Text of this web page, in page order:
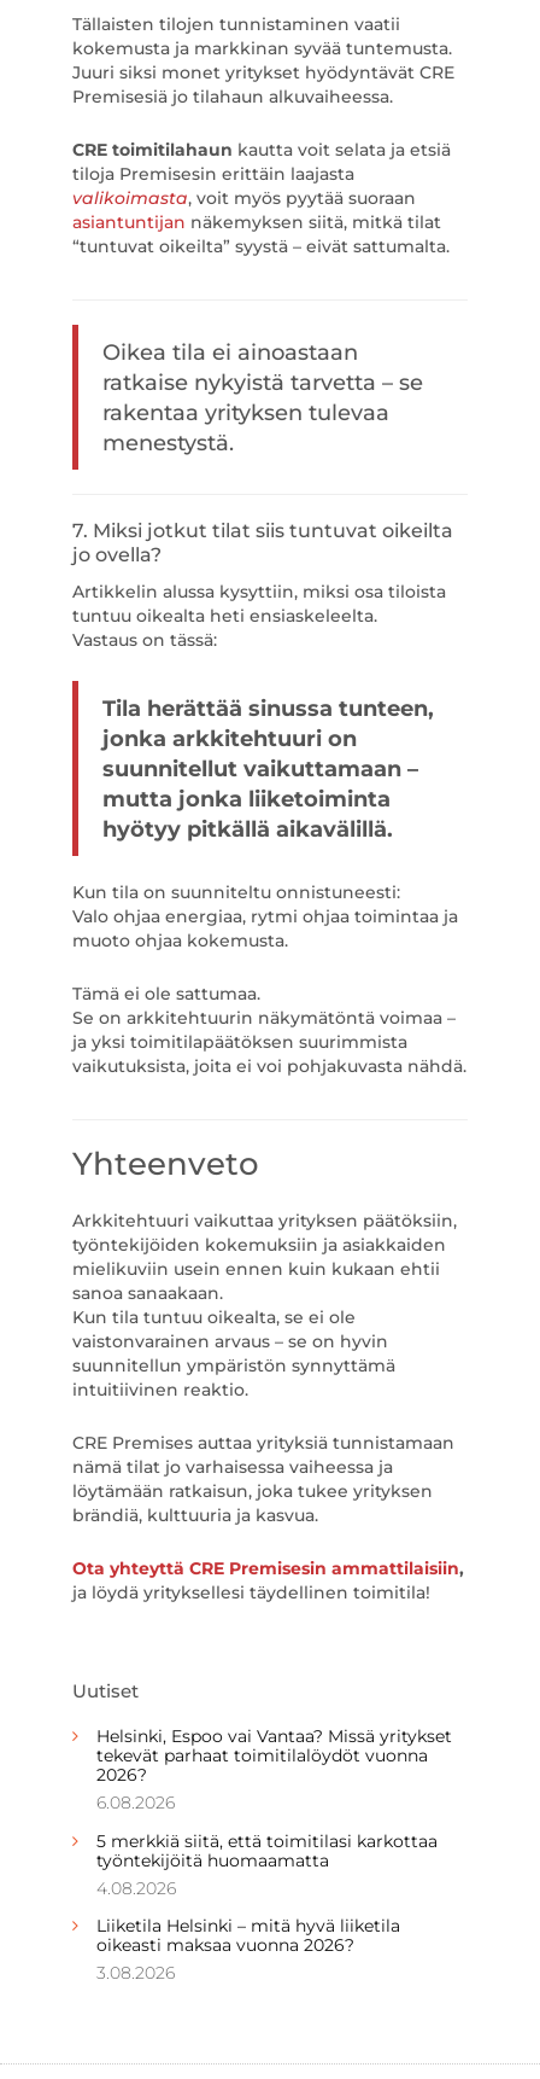
Tällaisten tilojen tunnistaminen vaatii
kokemusta ja markkinan syvää tuntemusta.
Juuri siksi monet yritykset hyödyntävät CRE
Premisesiä jo tilahaun alkuvaiheessa.
CRE toimitilahaun kautta voit selata ja etsiä
tiloja Premisesin erittäin laajasta
valikoimasta, voit myös pyytää suoraan
asiantuntijan näkemyksen siitä, mitkä tilat
“tuntuvat oikeilta” syystä – eivät sattumalta.
Oikea tila ei ainoastaan
ratkaise nykyistä tarvetta – se
rakentaa yrityksen tulevaa
menestystä.
7. Miksi jotkut tilat siis tuntuvat oikeilta
jo ovella?
Artikkelin alussa kysyttiin, miksi osa tiloista
tuntuu oikealta heti ensiaskeleelta.
Vastaus on tässä:
Tila herättää sinussa tunteen,
jonka arkkitehtuuri on
suunnitellut vaikuttamaan –
mutta jonka liiketoiminta
hyötyy pitkällä aikavälillä.
Kun tila on suunniteltu onnistuneesti:
Valo ohjaa energiaa, rytmi ohjaa toimintaa ja
muoto ohjaa kokemusta.
Tämä ei ole sattumaa.
Se on arkkitehtuurin näkymätöntä voimaa –
ja yksi toimitilapäätöksen suurimmista
vaikutuksista, joita ei voi pohjakuvasta nähdä.
Yhteenveto
Arkkitehtuuri vaikuttaa yrityksen päätöksiin,
työntekijöiden kokemuksiin ja asiakkaiden
mielikuviin usein ennen kuin kukaan ehtii
sanoa sanaakaan.
Kun tila tuntuu oikealta, se ei ole
vaistonvarainen arvaus – se on hyvin
suunnitellun ympäristön synnyttämä
intuitiivinen reaktio.
CRE Premises auttaa yrityksiä tunnistamaan
nämä tilat jo varhaisessa vaiheessa ja
löytämään ratkaisun, joka tukee yrityksen
brändiä, kulttuuria ja kasvua.
Ota yhteyttä CRE Premisesin ammattilaisiin,
ja löydä yrityksellesi täydellinen toimitila!
Uutiset
Helsinki, Espoo vai Vantaa? Missä yritykset
tekevät parhaat toimitilalöydöt vuonna
2026?
6.08.2026
5 merkkiä siitä, että toimitilasi karkottaa
työntekijöitä huomaamatta
4.08.2026
Liiketila Helsinki – mitä hyvä liiketila
oikeasti maksaa vuonna 2026?
3.08.2026